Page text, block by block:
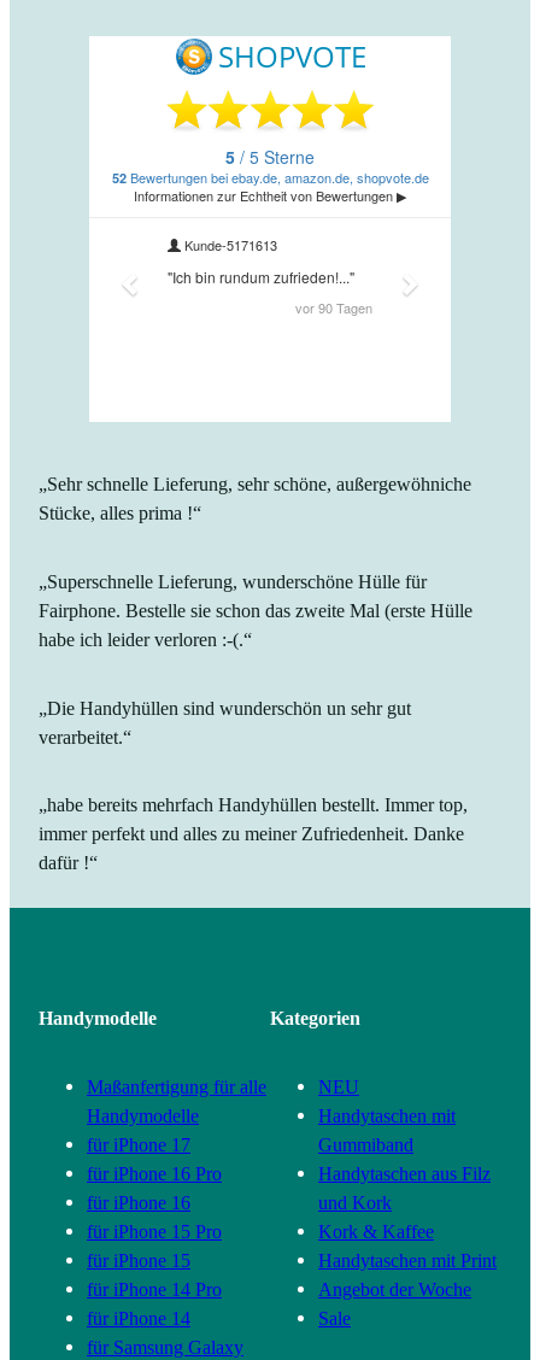
„Sehr schnelle Lieferung, sehr schöne, außergewöhniche
Stücke, alles prima !“
„Superschnelle Lieferung, wunderschöne Hülle für
Fairphone. Bestelle sie schon das zweite Mal (erste Hülle
habe ich leider verloren :-(.“
„Die Handyhüllen sind wunderschön un sehr gut
verarbeitet.“
„habe bereits mehrfach Handyhüllen bestellt. Immer top,
immer perfekt und alles zu meiner Zufriedenheit. Danke
dafür !“
Handymodelle
Maßanfertigung für alle
Handymodelle
für iPhone 17
für iPhone 16 Pro
für iPhone 16
für iPhone 15 Pro
für iPhone 15
für iPhone 14 Pro
für iPhone 14
für Samsung Galaxy
Kategorien
NEU
Handytaschen mit
Gummiband
Handytaschen aus Filz
und Kork
Kork & Kaffee
Handytaschen mit Print
Angebot der Woche
Sale